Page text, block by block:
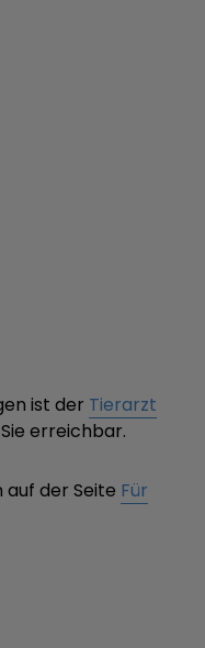
ist der Tierarzt
erreichbar.
der Seite Für